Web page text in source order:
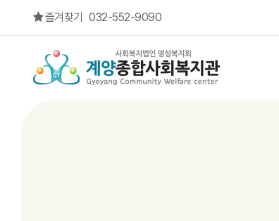
즐겨찾기
032-552-9090